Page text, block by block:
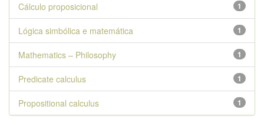
1
Cálculo proposicional
1
Lógica simbólica e matemática
1
Mathematics – Philosophy
1
Predicate calculus
1
Propositional calculus